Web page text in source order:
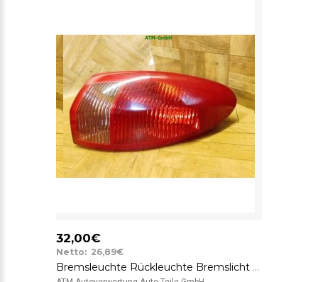
32,00€
Netto: 26,89€
Bremsleuchte Rückleuchte Bremslicht Rücklicht außen rechts Alfa Romeo 147